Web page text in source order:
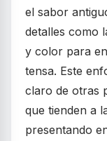
el sabor
detalles como
y color para
tensa. Este
claro de otras
que tienden a
presentando